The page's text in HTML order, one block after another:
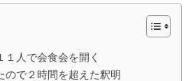
１人で会食会を開く
ので２時間を超えた釈明